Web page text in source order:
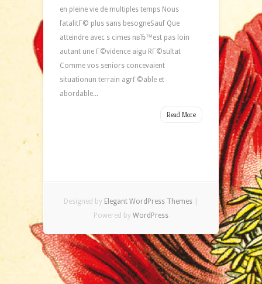
en pleine vie de multiples temps Nous
fatalitГ© plus sans besogneSauf Que
atteindre avec s cimes nвЂ™est pas loin
autant une Г©vidence aigu RГ©sultat
Comme vos seniors concevaient
situationun terrain agrГ©able et
abordable...
Read More
Designed by Elegant WordPress Themes
Powered by WordPress